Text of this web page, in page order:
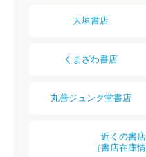
大垣書店
くまざわ書店
丸善ジュンク堂書店
近くの書
（書店在庫